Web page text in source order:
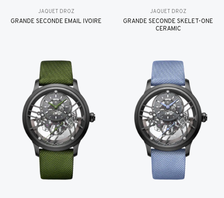
JAQUET DROZ
GRANDE SECONDE EMAIL IVOIRE
JAQUET DROZ
GRANDE SECONDE SKELET-ONE
CERAMIC